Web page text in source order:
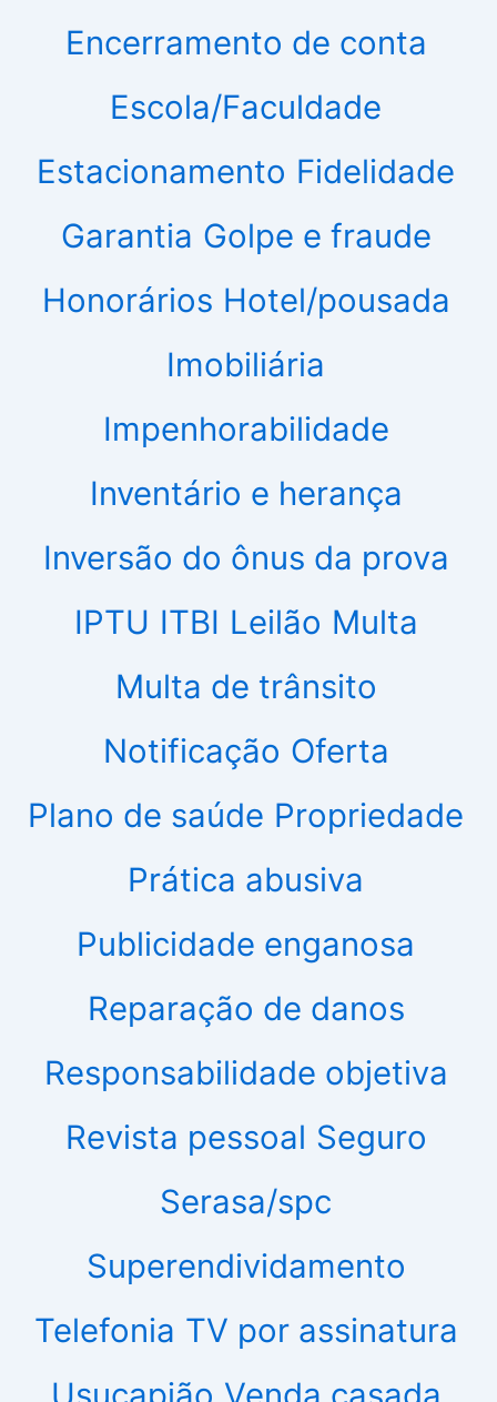
Encerramento de conta
Escola/Faculdade
Estacionamento Fidelidade
Garantia Golpe e fraude
Honorários Hotel/pousada
Imobiliária
Impenhorabilidade
Inventário e herança
Inversão do ônus da prova
IPTU ITBI Leilão Multa
Multa de trânsito
Notificação Oferta
Plano de saúde Propriedade
Prática abusiva
Publicidade enganosa
Reparação de danos
Responsabilidade objetiva
Revista pessoal Seguro
Serasa/spc
Superendividamento
Telefonia TV por assinatura